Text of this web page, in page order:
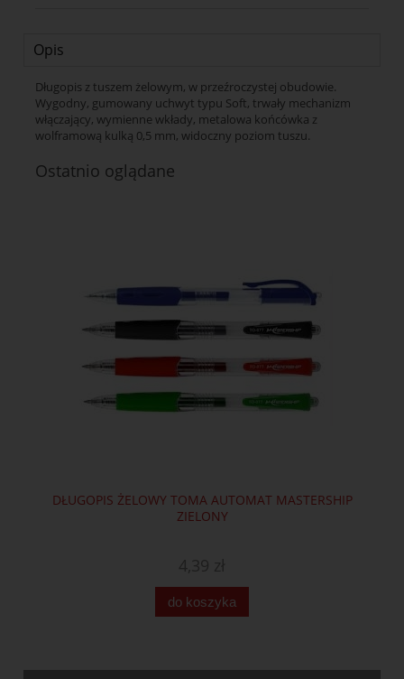
Opis
Długopis z tuszem żelowym, w przeźroczystej obudowie.
Wygodny, gumowany uchwyt typu Soft, trwały mechanizm
włączający, wymienne wkłady, metalowa końcówka z
wolframową kulką 0,5 mm, widoczny poziom tuszu.
Ostatnio oglądane
DŁUGOPIS ŻELOWY TOMA AUTOMAT MASTERSHIP
ZIELONY
do koszyka